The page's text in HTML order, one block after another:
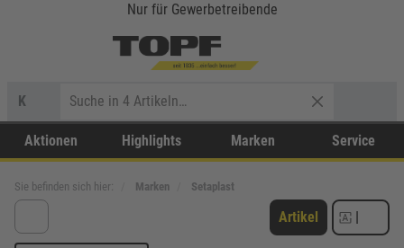
Nur für Gewerbetreibende
K
Aktionen Highlights Marken Service
Sie befinden sich hier: Marken Setaplast
Artikel |